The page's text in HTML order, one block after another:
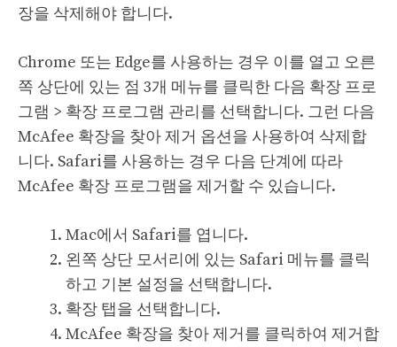
장을 삭제해야 합니다.
Chrome 또는 Edge를 사용하는 경우 이를 열고 오른
쪽 상단에 있는 점 3개 메뉴를 클릭한 다음 확장 프로
그램 > 확장 프로그램 관리를 선택합니다. 그런 다음
McAfee 확장을 찾아 제거 옵션을 사용하여 삭제합
니다. Safari를 사용하는 경우 다음 단계에 따라
McAfee 확장 프로그램을 제거할 수 있습니다.
Mac에서 Safari를 엽니다.
왼쪽 상단 모서리에 있는 Safari 메뉴를 클릭
하고 기본 설정을 선택합니다.
확장 탭을 선택합니다.
McAfee 확장을 찾아 제거를 클릭하여 제거합